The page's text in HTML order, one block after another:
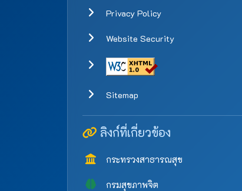
Privacy Policy
Website Security
Sitemap
ลิงก์ที่เกี่ยวข้อง
กระทรวงสาธารณสุข
กรมสุขภาพจิต